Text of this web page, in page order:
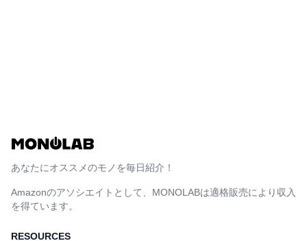
あなたにオススメのモノを毎日紹介！
Amazonのアソシエイトとして、MONOLABは適格販売により収入
を得ています。
RESOURCES